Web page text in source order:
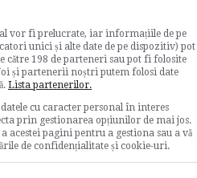
asupra venitului brut
mare decat echivalentul a
se aplica asupra venitului
mai mic decat un salariu
vor fi prelucrate, iar informațiile de pe
unici și alte date de pe dispozitiv) pot
către 198 de parteneri sau pot fi folosite
și partenerii noștri putem folosi date
Lista partenerilor.
cu caracter personal în interes
prin gestionarea opțiunilor de mai jos.
acestei pagini pentru a gestiona sau a vă
de confidențialitate și cookie-uri.